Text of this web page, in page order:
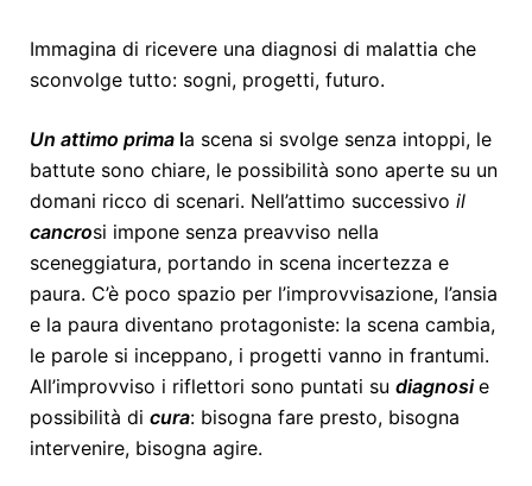
Immagina di ricevere una diagnosi di malattia che
sconvolge tutto: sogni, progetti, futuro.
Un attimo prima la scena si svolge senza intoppi, le
battute sono chiare, le possibilità sono aperte su un
domani ricco di scenari. Nell’attimo successivo il
cancrosi impone senza preavviso nella
sceneggiatura, portando in scena incertezza e
paura. C’è poco spazio per l’improvvisazione, l’ansia
e la paura diventano protagoniste: la scena cambia,
le parole si inceppano, i progetti vanno in frantumi.
All’improvviso i riflettori sono puntati su diagnosie
possibilità di cura: bisogna fare presto, bisogna
intervenire, bisogna agire.